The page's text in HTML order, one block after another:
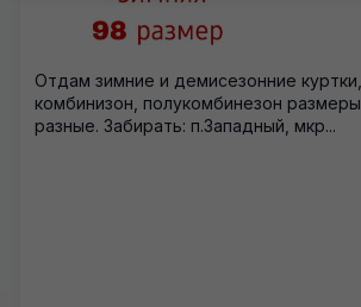
Отдам зимние и демисезонние куртки,
комбинизон, полукомбинезон размеры
разные. Забирать: п.Западный, мкр...